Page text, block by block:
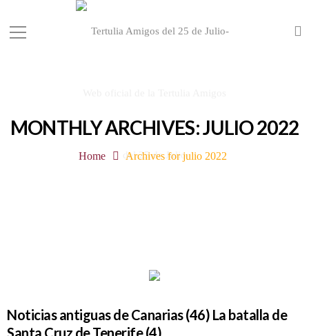
MONTHLY ARCHIVES: JULIO 2022
Home Archives for julio 2022
Noticias antiguas de Canarias (46) La batalla de
Santa Cruz de Tenerife (4)